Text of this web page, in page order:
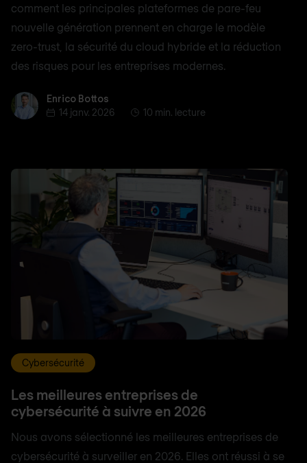
comment les principales plateformes de pare-feu
nouvelle génération prennent en charge le modèle
zero-trust, la sécurité du cloud hybride et la réduction
des risques pour les entreprises modernes.
Enrico BottosEnrico Bottos
14 janv. 2026
10 min. lecture
Cybersécurité
Les meilleures entreprises de
cybersécurité à suivre en 2026
Nous avons sélectionné les meilleures entreprises de
cybersécurité à surveiller en 2026. Elles ont réussi à se